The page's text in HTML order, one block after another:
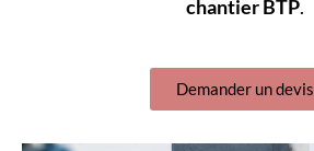
chantier BTP.
Demander un devis